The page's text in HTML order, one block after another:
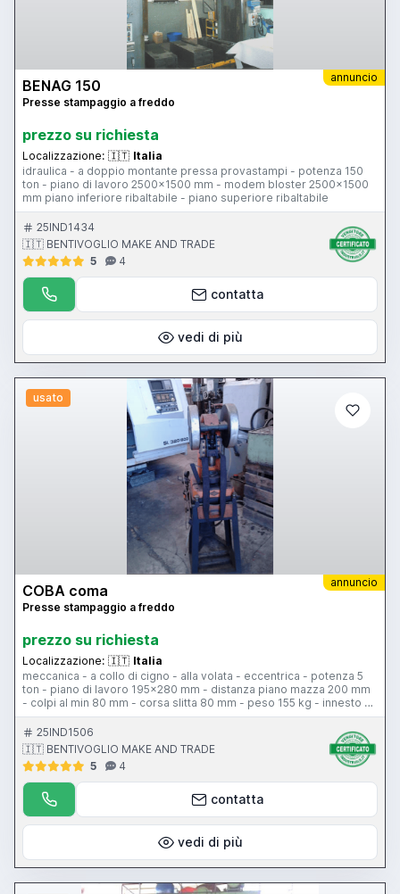
annuncio
BENAG 150
Presse stampaggio a freddo
prezzo su richiesta
Localizzazione: 🇮🇹 Italia
idraulica - a doppio montante pressa provastampi - potenza 150
ton - piano di lavoro 2500x1500 mm - modem bloster 2500x1500
mm piano inferiore ribaltabile - piano superiore ribaltabile
25IND1434
🇮🇹 BENTIVOGLIO MAKE AND TRADE
5
4
contatta
vedi di più
usato
annuncio
COBA coma
Presse stampaggio a freddo
prezzo su richiesta
Localizzazione: 🇮🇹 Italia
meccanica - a collo di cigno - alla volata - eccentrica - potenza 5
ton - piano di lavoro 195x280 mm - distanza piano mazza 200 mm
- colpi al min 80 mm - corsa slitta 80 mm - peso 155 kg - innesto ad
aria
25IND1506
🇮🇹 BENTIVOGLIO MAKE AND TRADE
5
4
contatta
vedi di più